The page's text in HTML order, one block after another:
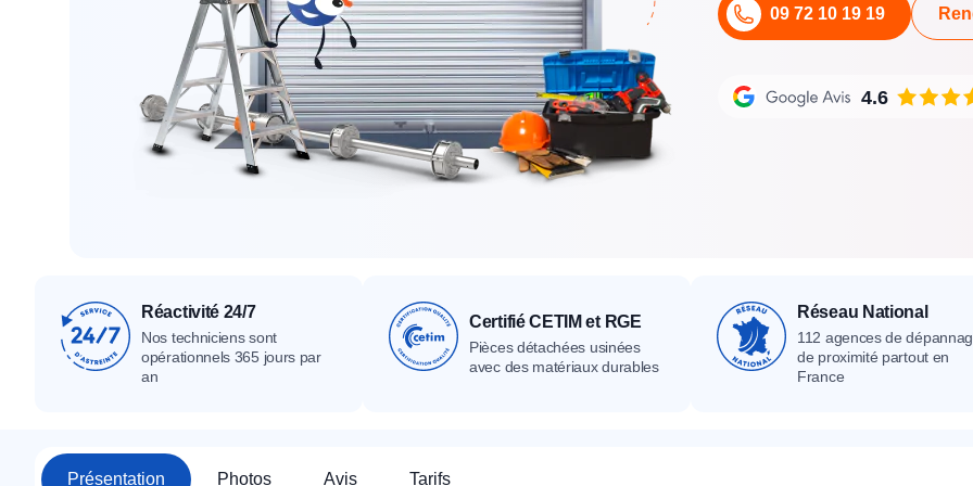
Tous nos produits Catalogue Devis gratuit
Tous nos produits Catalogue Devis gratuit Contact
Tous nos produits Catalogue Devis gratuit Contact
09 72 10 19 19
4.6
Réactivité 24/7
Nos techniciens sont
opérationnels 365 jours par
an
Certifié CETIM et RGE
Pièces détachées usinées
avec des matériaux durables
Réseau National
112 agences de
de proximité partout en
France
Présentation Photos Avis Tarifs